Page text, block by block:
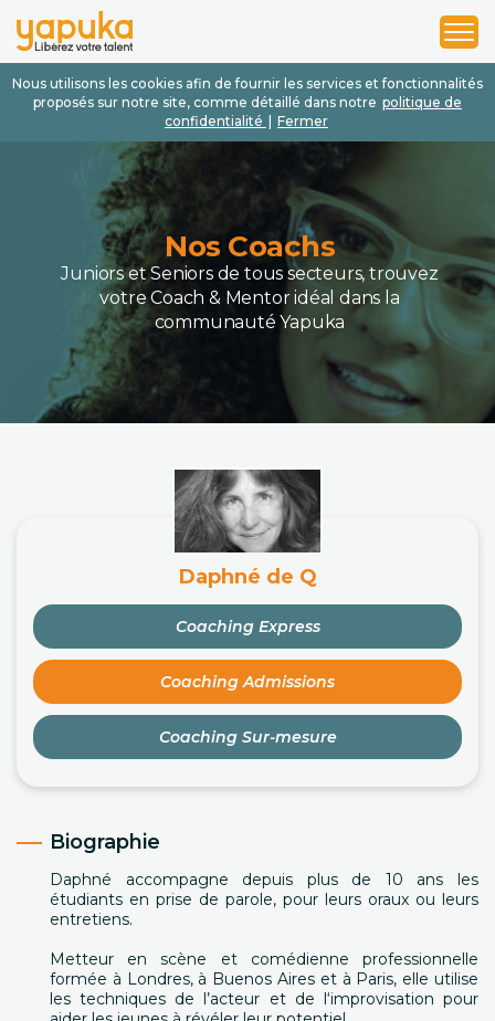
Nous utilisons les cookies afin de fournir les services et fonctionnalités
proposés sur notre site, comme détaillé dans notre politique de
confidentialité
Fermer
1
2
3
Nos Coachs
Juniors et Seniors de tous secteurs, trouvez
votre Coach & Mentor idéal dans la
communauté Yapuka
Daphné de Q
Coaching Express
Coaching Admissions
Coaching Sur-mesure
Biographie
Daphné accompagne depuis plus de 10 ans les
étudiants en prise de parole, pour leurs oraux ou leurs
entretiens.
Metteur en scène et comédienne professionnelle
formée à Londres, à Buenos Aires et à Paris, elle utilise
les techniques de l’acteur et de l‘improvisation pour